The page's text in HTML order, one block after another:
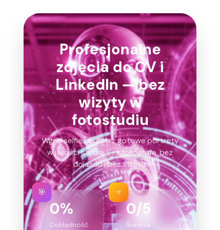
Profesjonalne
zdjęcia do CV i
LinkedIn — bez
wizyty w
fotostudiu
Wgraj selfie i odbierz gotowe portrety
w jakości studia. Bez fotografa, bez
dojazdu i bez stresu.
🎯
0%
Dokładność
⭐
0/5
Średnia